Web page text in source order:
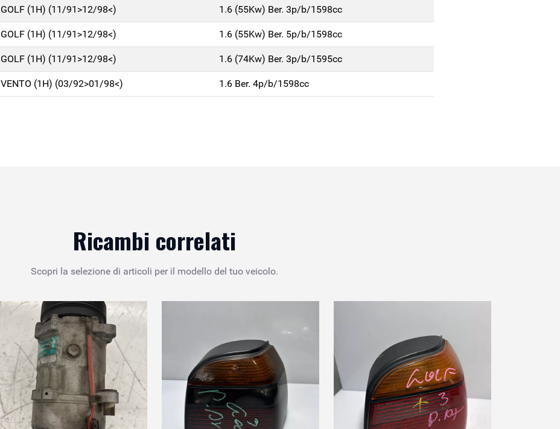
GOLF (1H) (11/91>12/98<) 1.6 (55Kw) Ber. 3p/b/1598cc
GOLF (1H) (11/91>12/98<) 1.6 (55Kw) Ber. 5p/b/1598cc
GOLF (1H) (11/91>12/98<) 1.6 (74Kw) Ber. 3p/b/1595cc
VENTO (1H) (03/92>01/98<) 1.6 Ber. 4p/b/1598cc
Ricambi correlati
Scopri la selezione di articoli per il modello del tuo veicolo.